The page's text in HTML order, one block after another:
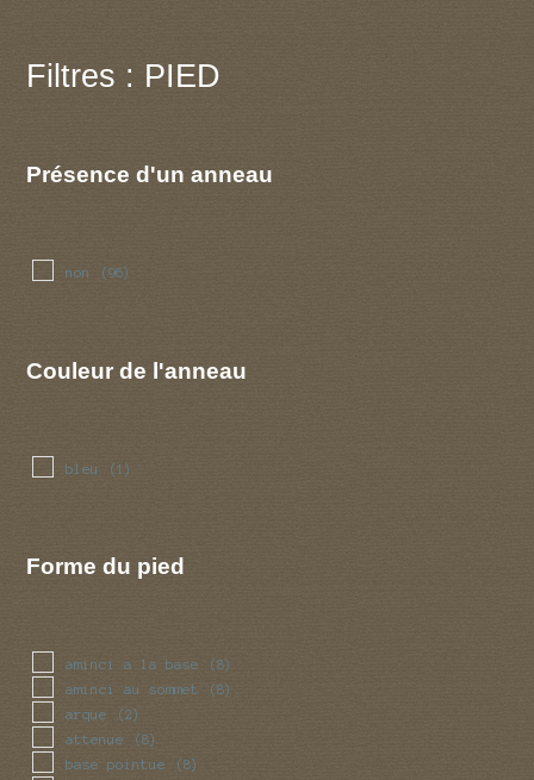
Filtres : PIED
Présence d'un anneau
non (96)
Couleur de l'anneau
bleu (1)
Forme du pied
aminci a la base (8)
aminci au sommet (8)
arque (2)
attenue (8)
base pointue (8)